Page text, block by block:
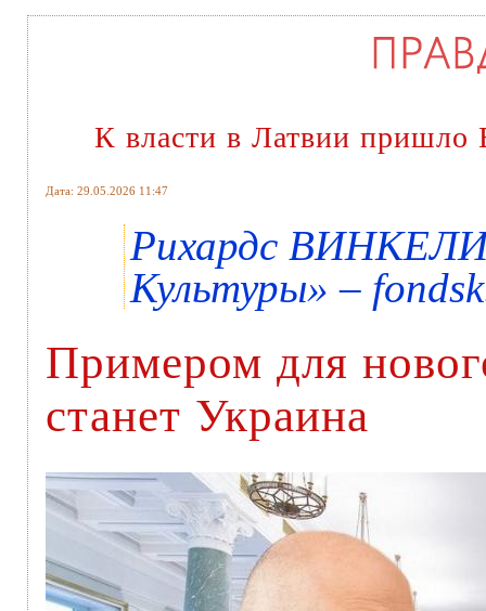
К власти в Латвии пришло
Дата: 29.05.2026 11:47
Рихардс
Культуры» –
Примером для
станет Украина